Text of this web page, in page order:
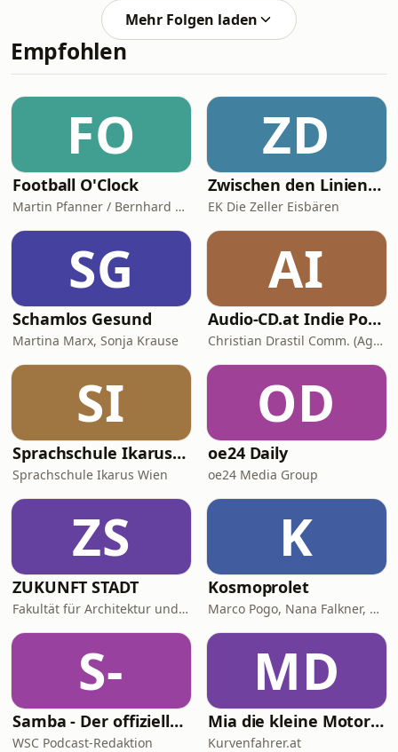
Startelf stehen muss, warum
Käsekrainer gefährlich und
Poolparties sehr anstrengend sein
können.Viel Spass beim Reinhören!Die
Vorort aus den USA. Abonniert den
Kanal (auch auf Youtube) um keine
Folge mehr zu verpassen.Diese Fol
Mehr Folgen laden
Empfohlen
FO
Football O'Clock
Martin Pfanner / Bernhard Seikovits
ZD
Zwischen den Linien | Der Eishockey Podcast aus Zell am See presented by EK Zeller Eisbären
EK Die Zeller Eisbären
SG
Schamlos Gesund
Martina Marx, Sonja Krause
AI
Audio-CD.at Indie Podcasts: Wiener Börse, Sport, Musik (und mehr)
Christian Drastil Comm. (Agentur für Investor Relations und Podcasts)
SI
Sprachschule Ikarus Wien
Sprachschule Ikarus Wien
OD
oe24 Daily
oe24 Media Group
ZS
ZUKUNFT STADT
Fakultät für Architektur und Raumplanung, TU Wien
K
Kosmoprolet
Marco Pogo, Nana Falkner, Andi Widmann
S-
Samba - Der offizielle Wiener Sport-Club Podcast
WSC Podcast-Redaktion
MD
Mia die kleine Motormaus
Kurvenfahrer.at